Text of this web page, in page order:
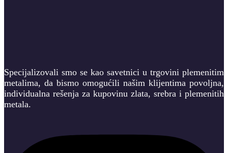
Specijalizovali smo se kao savetnici u trgovini plemenitim
metalima, da bismo omogućili našim klijentima povoljna,
individualna rešenja za kupovinu zlata, srebra i plemenitih
metala.